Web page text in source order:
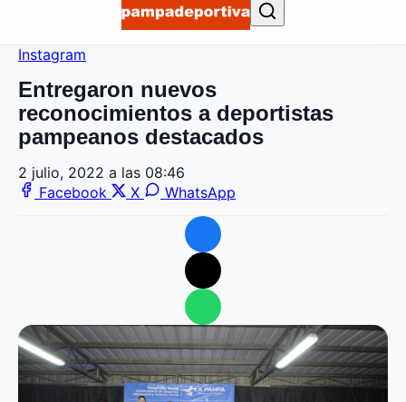
Instagram
Entregaron nuevos
reconocimientos a deportistas
pampeanos destacados
2 julio, 2022 a las 08:46
Facebook
X WhatsApp